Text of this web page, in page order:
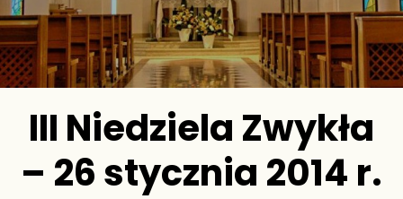
III Niedziela Zwykła
– 26 stycznia 2014 r.